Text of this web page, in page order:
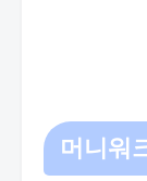
머니워